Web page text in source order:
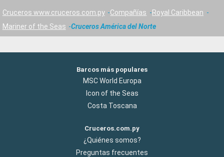
Cruceros www.cruceros.com.py Compañías
Royal Caribbean
Mariner of the Seas
Cruceros América del Norte
Barcos más populares
MSC World Europa
Icon of the Seas
Costa Toscana
Cruceros.com.py
¿Quiénes somos?
Preguntas frecuentes